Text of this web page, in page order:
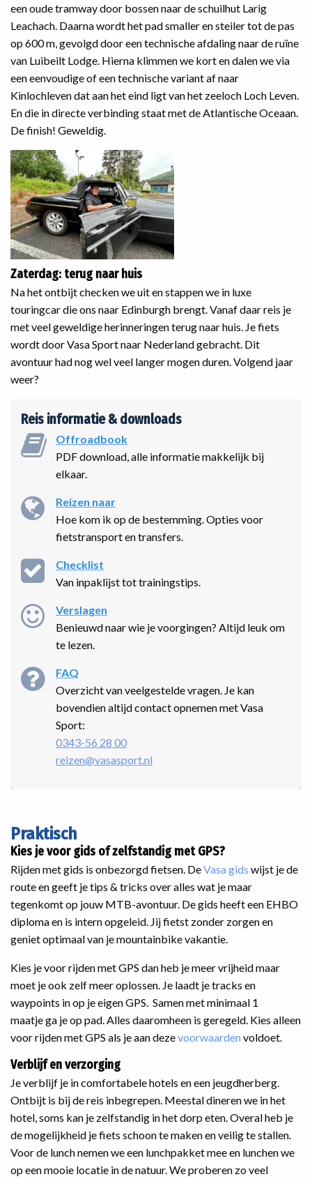
een oude tramway door bossen naar de schuilhut Larig
Leachach. Daarna wordt het pad smaller en steiler tot de pas
op 600 m, gevolgd door een technische afdaling naar de ruïne
van Luibeilt Lodge. Hierna klimmen we kort en dalen we via
een eenvoudige of een technische variant af naar
Kinlochleven dat aan het eind ligt van het zeeloch Loch Leven.
En die in directe verbinding staat met de Atlantische Oceaan.
De finish! Geweldig.
Zaterdag: terug naar huis
Na het ontbijt checken we uit en stappen we in luxe
touringcar die ons naar Edinburgh brengt. Vanaf daar reis je
met veel geweldige herinneringen terug naar huis. Je fiets
wordt door Vasa Sport naar Nederland gebracht. Dit
avontuur had nog wel veel langer mogen duren. Volgend jaar
weer?
Reis informatie & downloads
Offroadbook
PDF download, alle informatie makkelijk bij
elkaar.
Reizen naar
Hoe kom ik op de bestemming. Opties voor
fietstransport en transfers.
Checklist
Van inpaklijst tot trainingstips.
Verslagen
Benieuwd naar wie je voorgingen? Altijd leuk om
te lezen.
FAQ
Overzicht van veelgestelde vragen. Je kan
bovendien altijd contact opnemen met Vasa
Sport:
0343-56 28 00
reizen@vasasport.nl
Praktisch
Kies je voor gids of zelfstandig met GPS?
Rijden met gids is onbezorgd fietsen. DeVasa gids wijst je de
route en geeft je tips & tricks over alles wat je maar
tegenkomt op jouw MTB-avontuur. De gids heeft een EHBO
diploma en is intern opgeleid. Jij fietst zonder zorgen en
geniet optimaal van je mountainbike vakantie.
Kies je voor rijden met GPS dan heb je meer vrijheid maar
moet je ook zelf meer oplossen. Je laadt je tracks en
waypoints in op je eigen GPS. Samen met minimaal 1
maatje ga je op pad. Alles daaromheen is geregeld. Kies alleen
voor rijden met GPS als je aan dezevoorwaarden voldoet.
Verblijf en verzorging
Je verblijf je in comfortabele hotels en een jeugdherberg.
Ontbijt is bij de reis inbegrepen. Meestal dineren we in het
hotel, soms kan je zelfstandig in het dorp eten. Overal heb je
de mogelijkheid je fiets schoon te maken en veilig te stallen.
Voor de lunch nemen we een lunchpakket mee en lunchen we
op een mooie locatie in de natuur. We proberen zo veel